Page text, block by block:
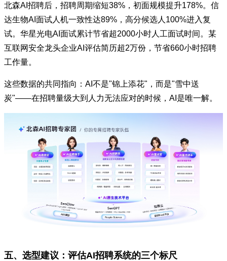
北森AI招聘后，招聘周期缩短38%，初面规模提升178%。信
达生物AI面试人机一致性达89%，高分候选人100%进入复
试。华星光电AI面试累计节省超2000小时人工面试时间。某
互联网安全龙头企业AI评估简历超2万份，节省660小时招聘
工作量。
这些数据的共同指向：AI不是"锦上添花"，而是"雪中送
炭"——在招聘量级大到人力无法应对的时候，AI是唯一解。
五、选型建议：评估AI招聘系统的三个标尺